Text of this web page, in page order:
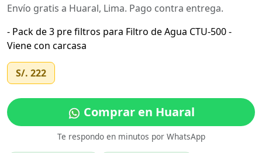
Envío gratis a Huaral, Lima. Pago contra entrega.
- Pack de 3 pre filtros para Filtro de Agua CTU-500 -
Viene con carcasa
S/. 222
Comprar en Huaral
Te respondo en minutos por WhatsApp